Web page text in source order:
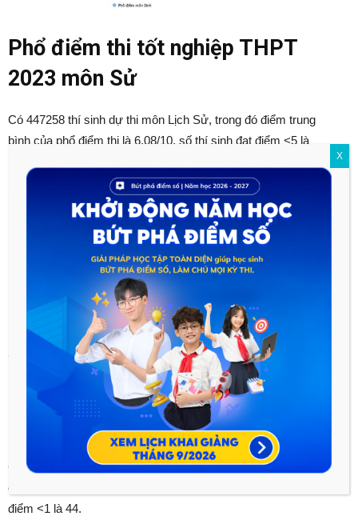
Phổ điểm thi tốt nghiệp THPT
2023 môn Sử
Có 447258 thí sinh dự thi môn Lịch Sử, trong đó điểm trung
bình của phổ điểm thi là 6.08/10, số thí sinh đạt điểm <5 là
Phổ điểm thi tốt nghiệp THPT
2023 môn Địa lí
Có 447091 thí sinh dự thi môn Địa lí, trong đó điểm trung bình
của phổ điểm thi là 6.2/10, số thí sinh đạt điểm <5 là 53442, đạt
điểm <1 là 44.
X